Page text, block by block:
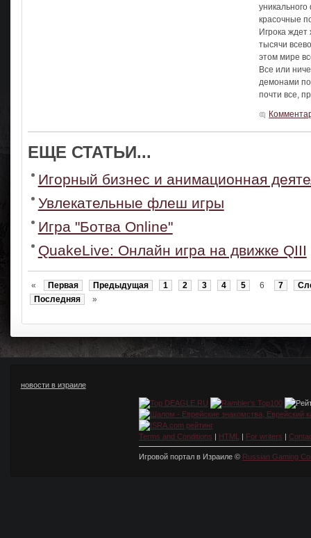
красочные
Игрока
тысячи
этом мире
Все или
демонами
почти все,
ЕЩЕ СТАТЬИ...
Игорный бизнес и анимационная
Увлекательные флеш игры
Игра "Ботва Online"
QuakeLive: Онлайн игра на движке QIII
« Первая Предыдущая 1 2 3 4 5 6 7
Последняя
»
новости в израиле
Terms and Conditions | HTML | For writers |
Игровой портал в Израиле © Russian Gaming